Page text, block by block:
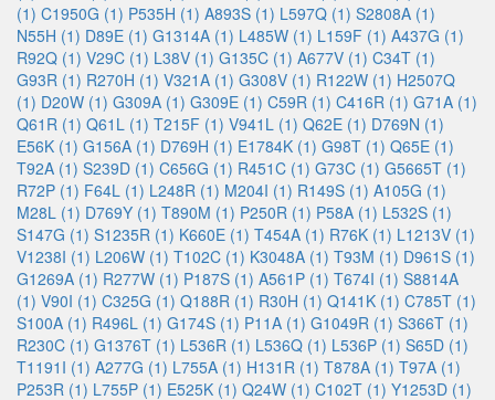
(1) C1950G (1) P535H (1) A893S (1) L597Q (1) S2808A (1)
N55H (1) D89E (1) G1314A (1) L485W (1) L159F (1) A437G (1)
R92Q (1) V29C (1) L38V (1) G135C (1) A677V (1) C34T (1)
G93R (1) R270H (1) V321A (1) G308V (1) R122W (1) H2507Q
(1) D20W (1) G309A (1) G309E (1) C59R (1) C416R (1) G71A (1)
Q61R (1) Q61L (1) T215F (1) V941L (1) Q62E (1) D769N (1)
E56K (1) G156A (1) D769H (1) E1784K (1) G98T (1) Q65E (1)
T92A (1) S239D (1) C656G (1) R451C (1) G73C (1) G5665T (1)
R72P (1) F64L (1) L248R (1) M204I (1) R149S (1) A105G (1)
M28L (1) D769Y (1) T890M (1) P250R (1) P58A (1) L532S (1)
S147G (1) S1235R (1) K660E (1) T454A (1) R76K (1) L1213V (1)
V1238I (1) L206W (1) T102C (1) K3048A (1) T93M (1) D961S (1)
G1269A (1) R277W (1) P187S (1) A561P (1) T674I (1) S8814A
(1) V90I (1) C325G (1) Q188R (1) R30H (1) Q141K (1) C785T (1)
S100A (1) R496L (1) G174S (1) P11A (1) G1049R (1) S366T (1)
R230C (1) G1376T (1) L536R (1) L536Q (1) L536P (1) S65D (1)
T1191I (1) A277G (1) L755A (1) H131R (1) T878A (1) T97A (1)
P253R (1) L755P (1) E525K (1) Q24W (1) C102T (1) Y1253D (1)